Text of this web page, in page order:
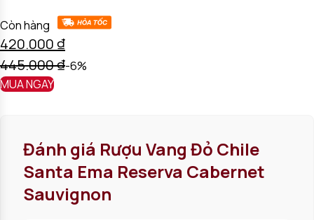
Còn hàng
420.000₫
445.000₫-6%
MUA NGAY
Đánh giá Rượu Vang Đỏ Chile
Santa Ema Reserva Cabernet
Sauvignon